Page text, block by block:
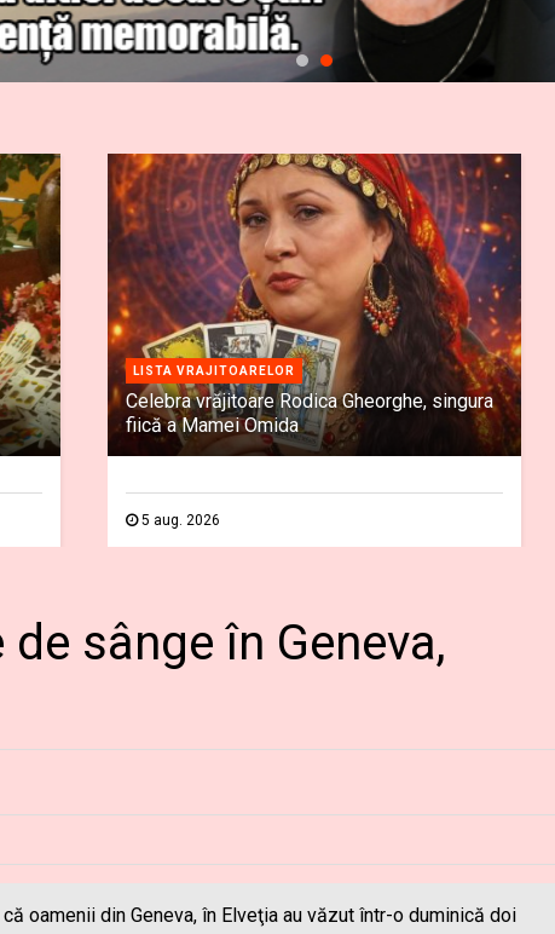
LISTA VRAJITOARELOR
Celebra vrăjitoare Rodica Gheorghe, singura
fiică a Mamei Omida
5 aug. 2026
sânge în Geneva,
oamenii din Geneva, în Elveţia au văzut într-o duminică doi